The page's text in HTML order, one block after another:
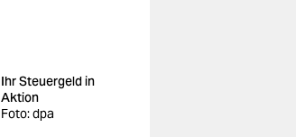
Ihr Steuergeld in
Aktion
Foto: dpa